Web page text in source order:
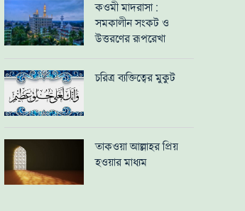
কওমী মাদরাসা :
সমকালীন সংকট ও
উত্তরণের রূপরেখা
চরিত্র ব্যক্তিত্বের মুকুট
তাকওয়া আল্লাহর প্রিয়
হওয়ার মাধ্যম